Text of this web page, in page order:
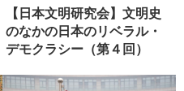
【日本文明研究会】文明史
のなかの日本のリベラル・
デモクラシー（第４回）